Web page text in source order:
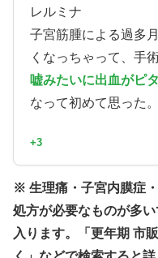
レルミナ
子宮筋腫による過多
くなっちゃって、手
嘘みたいに出血がピ
なって初めて思った。
+3
※ 生理痛・子宮内膜症
処方が必要なものが多
入ります。「更年期 市